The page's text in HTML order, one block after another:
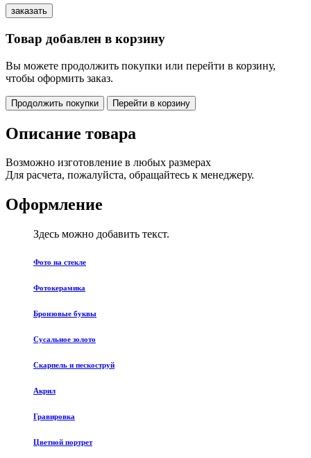
Товар добавлен в корзину
Вы можете продолжить покупки или перейти в корзину,
чтобы оформить заказ.
Продолжить покупки Перейти в корзину
Описание товара
Возможно изготовление в любых размерах
Для расчета, пожалуйста, обращайтесь к менеджеру.
Оформление
Здесь можно добавить текст.
Фото на стекле
Фотокерамика
Бронзовые буквы
Сусальное золото
Скарпель и пескоструй
Акрил
Гравировка
Цветной портрет